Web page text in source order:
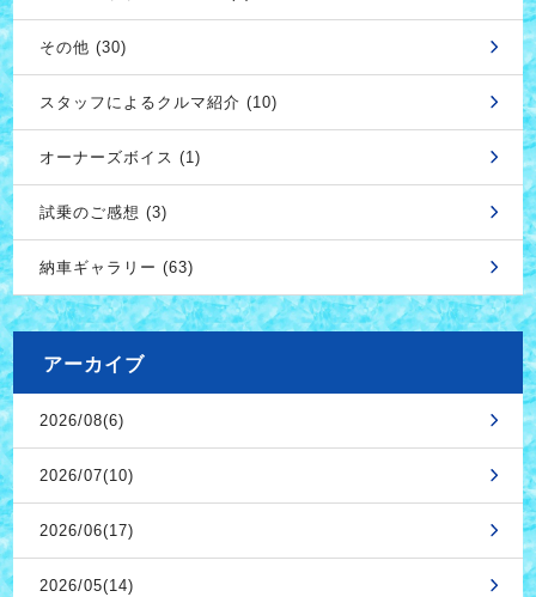
その他 (30)
スタッフによるクルマ紹介 (10)
オーナーズボイス (1)
試乗のご感想 (3)
納車ギャラリー (63)
アーカイブ
2026/08(6)
2026/07(10)
2026/06(17)
2026/05(14)